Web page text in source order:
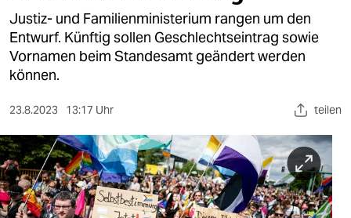
öko
gesellschaft
kultur
sport
berlin
nord
Justiz- und Familienministerium rangen um den
Entwurf. Künftig sollen Geschlechtseintrag sowie
Vornamen beim Standesamt geändert werden
können.
23.8.2023 13:17 Uhr teilen